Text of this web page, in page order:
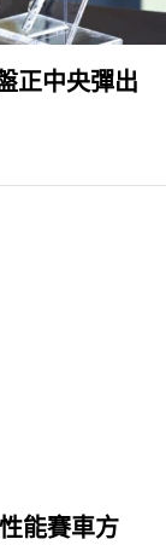
正中央彈出
能賽車方